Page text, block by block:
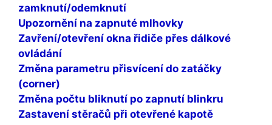
zamknutí/odemknutí
Upozornění na zapnuté mlhovky
Zavření/otevření okna řidiče přes dálkové
ovládání
Změna parametru přisvícení do zatáčky
(corner)
Změna počtu bliknutí po zapnutí blinkru
Zastavení stěračů při otevřené kapotě